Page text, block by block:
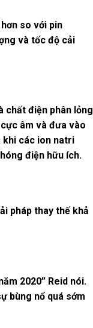
so với pin
và tốc độ cải
chất điện phân lỏng
âm và đưa vào
khi các ion natri
điện hữu ích.
pháp thay thế khả
2020” Reid nói.
bùng nổ quá sớm